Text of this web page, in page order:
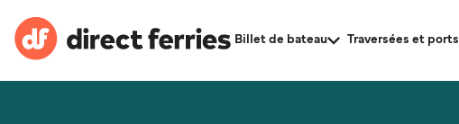
Billet de bateau Traversées et ports